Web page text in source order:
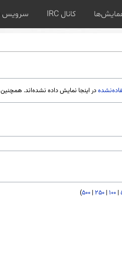
کانال IRC سرویس Pastebin
در اینجا نمایش داده نشده‌اند. همچنین
| ۱۰۰| ۲۵۰| ۵۰۰)